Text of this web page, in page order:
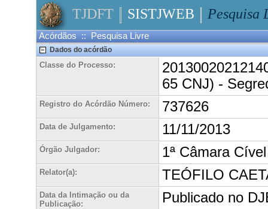
TJDFT SISTJWEB Pesquisa
Acórdãos :: Pesquisa Livre
Dados do acórdão
Classe do Processo:
65 CNJ) -
Registro do Acórdão Número: 737626
Data de Julgamento: 11/11/2013
Órgão Julgador: 1ª Câmara Cível
Relator(a): TEÓFILO
Data da Intimação ou da
Publicação:
Publicado no